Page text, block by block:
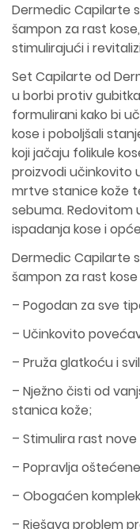
Dermedic Capilarte
šampon za rast
stimulirajući i
Set Capilarte od
u borbi protiv
formulirani kako bi
kose i poboljšali
koji jačaju folikule
proizvodi učinkovito
mrtve stanice kože
sebuma.
ispadanja kose i
Dermedic Capilarte
šampon za rast kose
– Pogodan za sve
– Učinkovito
– Pruža glatkoću i
– Nježno čisti od
stanica kože;
– Stimulira rast nove
– Popravlja
– Obogaćen
– Rješava problem